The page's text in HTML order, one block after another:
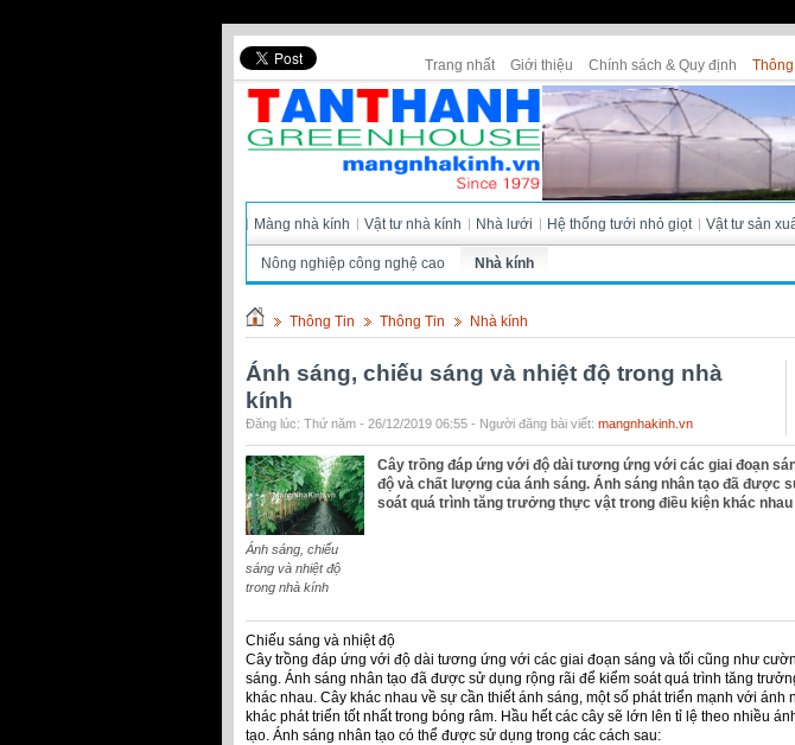
Trang nhất Giới thiệu Chính sách & Quy định
Cửa hàng Tân
Màng nhà kính Vật tư nhà kính Nhà lưới Hệ thống tưới nhỏ giọt Vật tư sản
Nông nghiệp công nghệ cao Nhà kính
Thông Tin Thông Tin Nhà kính
Ánh sáng, chiếu sáng và nhiệt độ trong nhà
kính
Đăng lúc: Thứ năm - 26/12/2019 06:55 - Người đăng bài viết: mangnhakinh.vn
Ánh sáng, chiếu
sáng và nhiệt độ
trong nhà kính
Cây trồng đáp ứng với độ dài tương ứng với các giai đoạn
độ và chất lượng của ánh sáng. Ánh sáng nhân tạo đã được
soát quá trình tăng trưởng thực vật trong điều kiện khác nhau
Chiếu sáng và nhiệt độ
Cây trồng đáp ứng với độ dài tương ứng với các giai đoạn sáng và tối cũng như
sáng. Ánh sáng nhân tạo đã được sử dụng rộng rãi để kiểm soát quá trình tăng
khác nhau. Cây khác nhau về sự cần thiết ánh sáng, một số phát triển mạnh với ánh
khác phát triển tốt nhất trong bóng râm. Hầu hết các cây sẽ lớn lên tỉ lệ theo nhiều
tạo. Ánh sáng nhân tạo có thể được sử dụng trong các cách sau: